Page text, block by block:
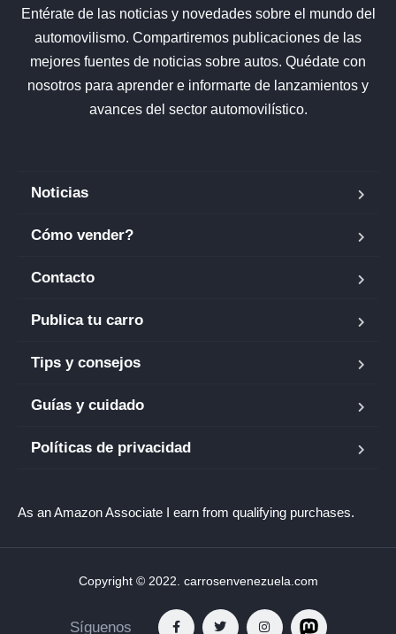
Entérate de las noticias y novedades sobre el mundo del
automovilismo. Compartiremos publicaciones de las
mejores fuentes de noticias sobre autos. Quédate con
nosotros para aprender e informarte de lanzamientos y
avances del sector automovilístico.
Noticias
Cómo vender?
Contacto
Publica tu carro
Tips y consejos
Guías y cuidado
Políticas de privacidad
As an Amazon Associate I earn from qualifying purchases.
Copyright © 2022. carrosenvenezuela.com
Síguenos